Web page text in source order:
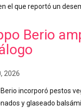
el que reportó un
Berio
2026
Berio incorporó pestos
y glaseado